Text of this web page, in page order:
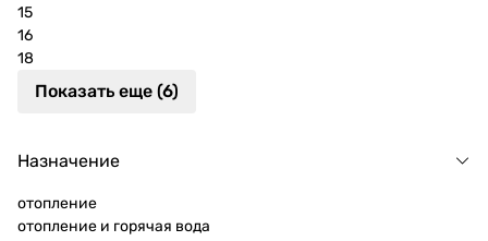
15
16
18
Показать еще (6)
Назначение
отопление
отопление и горячая вода